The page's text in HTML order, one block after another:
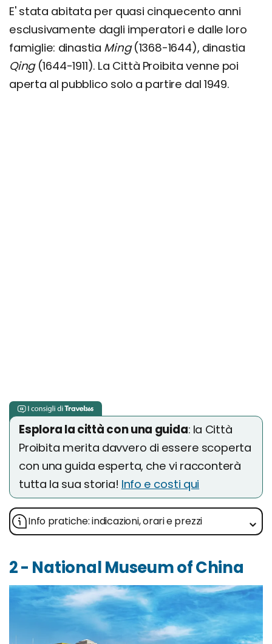
E' stata abitata per quasi cinquecento anni
esclusivamente dagli imperatori e dalle loro
famiglie: dinastia Ming(1368-1644), dinastia
Qing(1644-1911). La Città Proibita venne poi
aperta al pubblico solo a partire dal 1949.
Esplora la città con una guida: la Città
Proibita merita davvero di essere scoperta
con una guida esperta, che vi racconterà
tutta la sua storia! Info e costi qui
Info pratiche: indicazioni, orari e prezzi
2 - National Museum of China